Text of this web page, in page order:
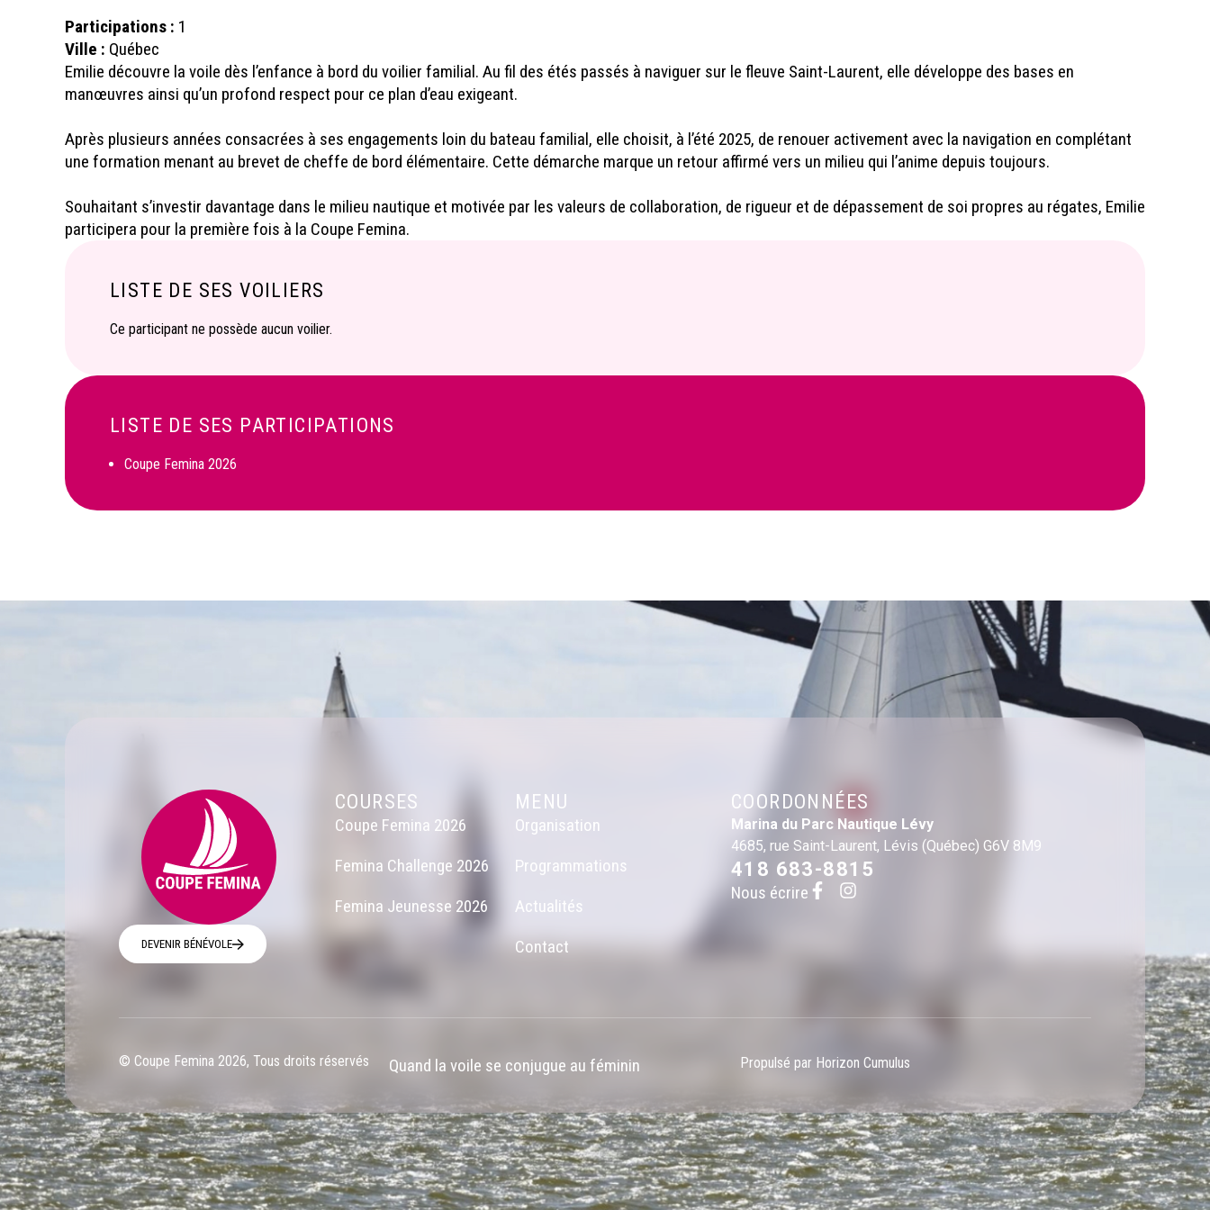
Participations : 1
Ville : Québec
Emilie découvre la voile dès l’enfance à bord du voilier familial. Au fil des étés passés à naviguer sur le fleuve Saint-Laurent, elle développe des bases en
manœuvres ainsi qu’un profond respect pour ce plan d’eau exigeant.
Après plusieurs années consacrées à ses engagements loin du bateau familial, elle choisit, à l’été 2025, de renouer activement avec la navigation en complétant
une formation menant au brevet de cheffe de bord élémentaire. Cette démarche marque un retour affirmé vers un milieu qui l’anime depuis toujours.
Souhaitant s’investir davantage dans le milieu nautique et motivée par les valeurs de collaboration, de rigueur et de dépassement de soi propres au régates, Emilie
participera pour la première fois à la Coupe Femina.
LISTE DE SES VOILIERS
Ce participant ne possède aucun voilier.
LISTE DE SES PARTICIPATIONS
Coupe Femina 2026
DEVENIR BÉNÉVOLE
COURSES
Coupe Femina 2026
Femina Challenge 2026
Femina Jeunesse 2026
MENU
Organisation
Programmations
Actualités
Contact
COORDONNÉES
Marina du Parc Nautique Lévy
4685, rue Saint-Laurent, Lévis (Québec) G6V 8M9
418 683-8815
Nous écrire
© Coupe Femina 2026, Tous droits réservés Quand la voile se conjugue au féminin Propulsé par Horizon Cumulus